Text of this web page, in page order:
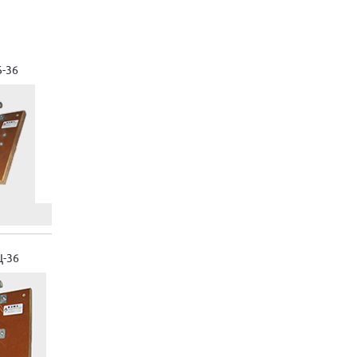
36
36